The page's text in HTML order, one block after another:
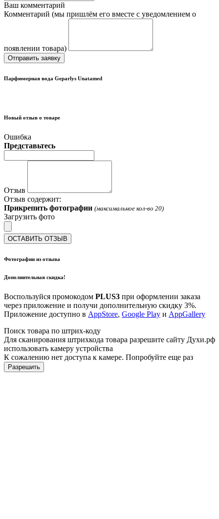
Ваш комментарий
Комментарий (мы пришлём его вместе с уведомлением о
появлении товара)
Отправить заявку
Парфюмерная вода Geparlys Unatamed
Новый отзыв о товаре
Ошибка
Представьтесь
Отзыв
Отзыв содержит:
Прикрепить фотографии (максимальное кол-во 20)
Загрузить фото
ОСТАВИТЬ ОТЗЫВ
Фотографии из отзыва
Дополнительная скидка!
Воспользуйся промокодом PLUS3 при оформлении заказа
через приложение и получи дополнительную скидку 3%.
Приложение доступно в AppStore, Google Play и AppGallery
Поиск товара по штрих-коду
Для сканирования штрихкода товара разрешите сайту Духи.рф
использовать камеру устройства
К сожалению нет доступа к камере. Попробуйте еще раз
Разрешить